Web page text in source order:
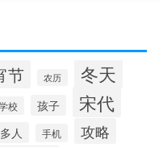
节 农历 冬天
校 孩子 宋代
人 手机 攻略